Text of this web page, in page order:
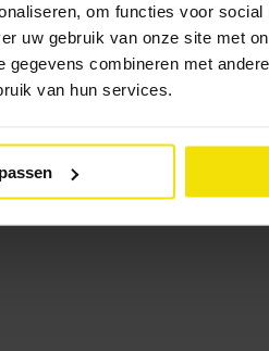
om functies voor social
uw gebruik van onze site met
combineren met
van hun services.